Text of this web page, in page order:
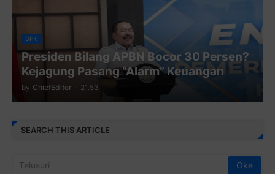
BPK
Presiden Bilang APBN Bocor 30 Persen?
Kejagung Pasang “Alarm” Keuangan
by ChiefEditor - 21.53
SEARCH THIS ARTICLE